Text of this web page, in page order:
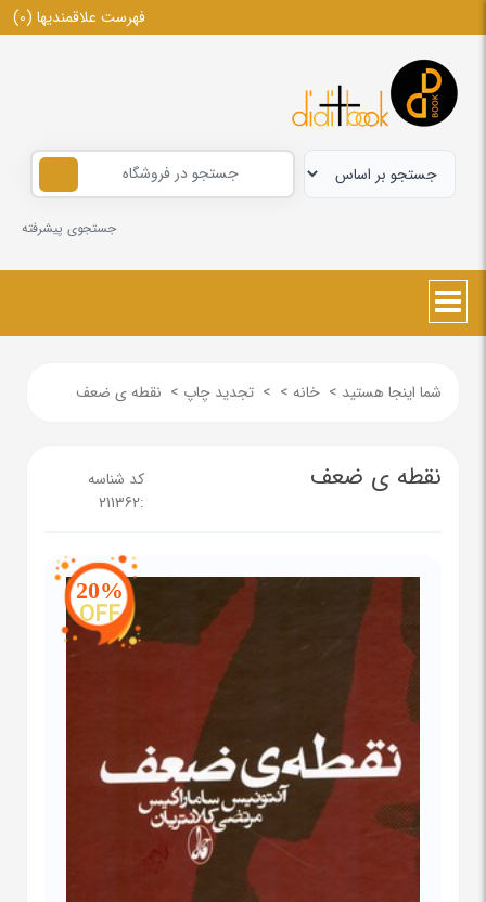
فهرست علاقمندیها (0)
جستجوی پیشرفته
شما اینجا هستید > خانه >
> تجدید چاپ > نقطه ی ضعف
نقطه ی ضعف
کد شناسه
:
211362
20%
OFF